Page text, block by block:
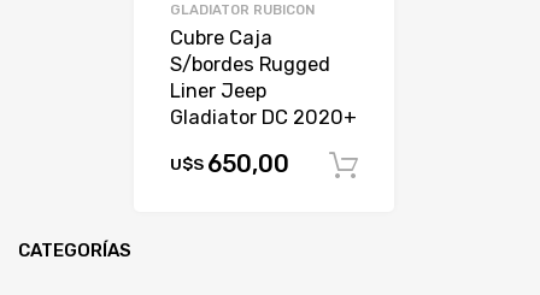
GLADIATOR RUBICON
Cubre Caja
S/bordes Rugged
Liner Jeep
Gladiator DC 2020+
U$S 650,00
CATEGORÍAS